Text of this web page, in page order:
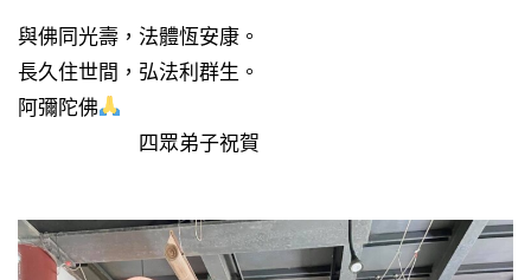
與佛同光壽，法體恆安康。
長久住世間，弘法利群生。
阿彌陀佛
四眾弟子祝賀